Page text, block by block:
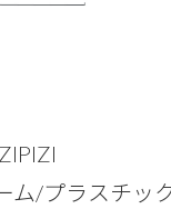
ム/プラスチッ